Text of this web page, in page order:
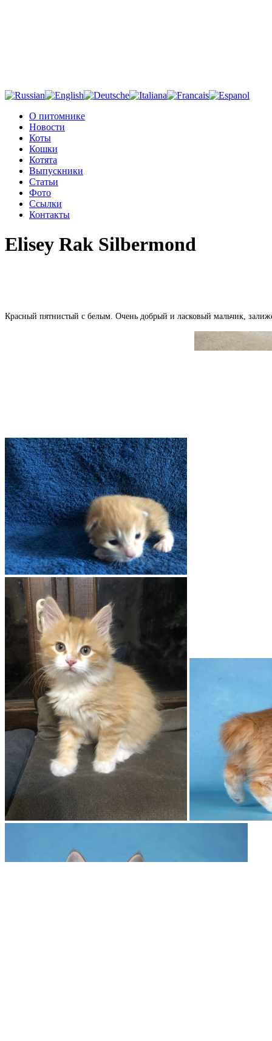
О питомнике
Новости
Коты
Кошки
Котята
Выпускники
Статьи
Фото
Ссылки
Контакты
Elisey Rak Silbermond
Красный пятнистый с белым. Очень добрый и ласковый мальчик,